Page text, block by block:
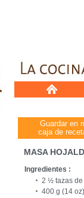
Guardar en
caja de
MASA
Ingredientes :
2 ½ tazas
400 g (14